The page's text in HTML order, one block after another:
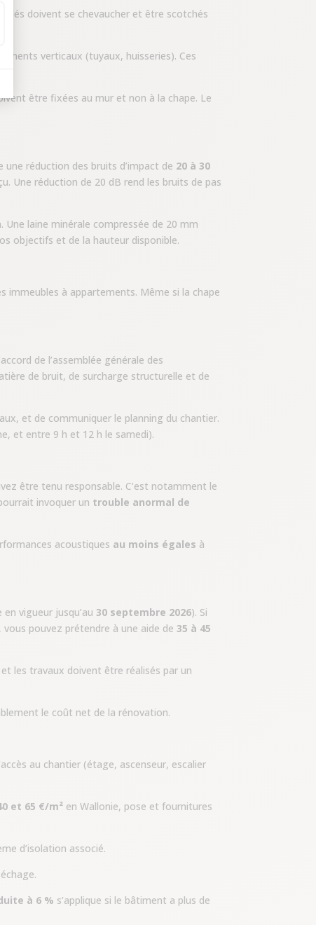
lés doivent se chevaucher et être scotchés
verticaux (tuyaux, huisseries). Ces
être fixées au mur et non à la chape. Le
réduction des bruits d’impact de 20 à 30
Une réduction de 20 dB rend les bruits de pas
Une laine minérale compressée de 20 mm
objectifs et de la hauteur disponible.
immeubles à appartements. Même si la chape
de l’assemblée générale des
de bruit, de surcharge structurelle et de
et de communiquer le planning du chantier.
et entre 9 h et 12 h le samedi).
être tenu responsable. C’est notamment le
invoquer un trouble anormal de
acoustiques au moins égales à
vigueur jusqu’au30 septembre 2026). Si
vous pouvez prétendre à une aide de35 à 45
et les travaux doivent être réalisés par un
le coût net de la rénovation.
au chantier (étage, ascenseur, escalier
et 65 €/m² en Wallonie, pose et fournitures
d’isolation associé.
à 6 % s’applique si le bâtiment a plus de